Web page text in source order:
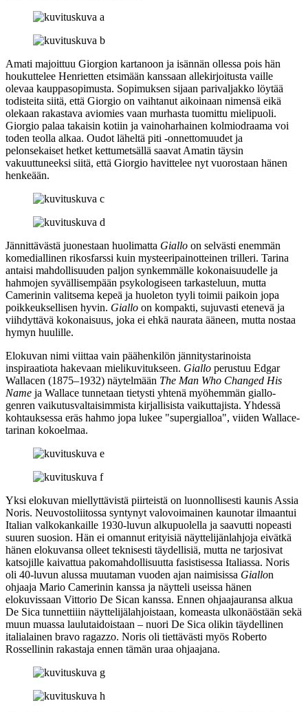
Amati majoittuu Giorgion kartanoon ja isännän ollessa pois hän
houkuttelee Henrietten etsimään kanssaan allekirjoitusta vaille
olevaa kauppasopimusta. Sopimuksen sijaan parivaljakko löytää
todisteita siitä, että Giorgio on vaihtanut aikoinaan nimensä eikä
olekaan rakastava aviomies vaan murhasta tuomittu mielipuoli.
Giorgio palaa takaisin kotiin ja vainoharhainen kolmiodraama voi
toden teolla alkaa. Oudot läheltä piti ‑onnettomuudet ja
pelonsekaiset hetket kettumetsällä saavat Amatin täysin
vakuuttuneeksi siitä, että Giorgio havittelee nyt vuorostaan hänen
henkeään.
Jännittävästä juonestaan huolimatta Giallo on selvästi enemmän
komediallinen rikosfarssi kuin mysteeripainotteinen trilleri. Tarina
antaisi mahdollisuuden paljon synkemmälle kokonaisuudelle ja
hahmojen syvällisempään psykologiseen tarkasteluun, mutta
Camerinin valitsema kepeä ja huoleton tyyli toimii paikoin jopa
poikkeuksellisen hyvin. Giallo on kompakti, sujuvasti etenevä ja
viihdyttävä kokonaisuus, joka ei ehkä naurata ääneen, mutta nostaa
hymyn huulille.
Elokuvan nimi viittaa vain päähenkilön jännitystarinoista
inspiraatiota hakevaan mielikuvitukseen. Giallo perustuu Edgar
Wallacen (1875–1932) näytelmään The Man Who Changed His
Name ja Wallace tunnetaan tietysti yhtenä myöhemmän giallo-
genren vaikutusvaltaisimmista kirjallisista vaikuttajista. Yhdessä
kohtauksessa eräs hahmo jopa lukee "supergialloa", viiden Wallace-
tarinan kokoelmaa.
Yksi elokuvan miellyttävistä piirteistä on luonnollisesti kaunis Assia
Noris. Neuvostoliitossa syntynyt valovoimainen kaunotar ilmaantui
Italian valkokankaille 1930‑luvun alkupuolella ja saavutti nopeasti
suuren suosion. Hän ei omannut erityisiä näyttelijänlahjoja eivätkä
hänen elokuvansa olleet teknisesti täydellisiä, mutta ne tarjosivat
katsojille kaivattua pakomahdollisuutta fasistisessa Italiassa. Noris
oli 40‑luvun alussa muutaman vuoden ajan naimisissa Giallon
ohjaaja Mario Camerinin kanssa ja näytteli useissa hänen
elokuvissaan Vittorio De Sican kanssa. Ennen ohjaajauransa alkua
De Sica tunnettiiin näyttelijälahjoistaan, komeasta ulkonäöstään sekä
muun muassa laulutaidoistaan – nuori De Sica olikin täydellinen
italialainen bravo ragazzo. Noris oli tiettävästi myös Roberto
Rossellinin rakastaja ennen tämän uraa ohjaajana.